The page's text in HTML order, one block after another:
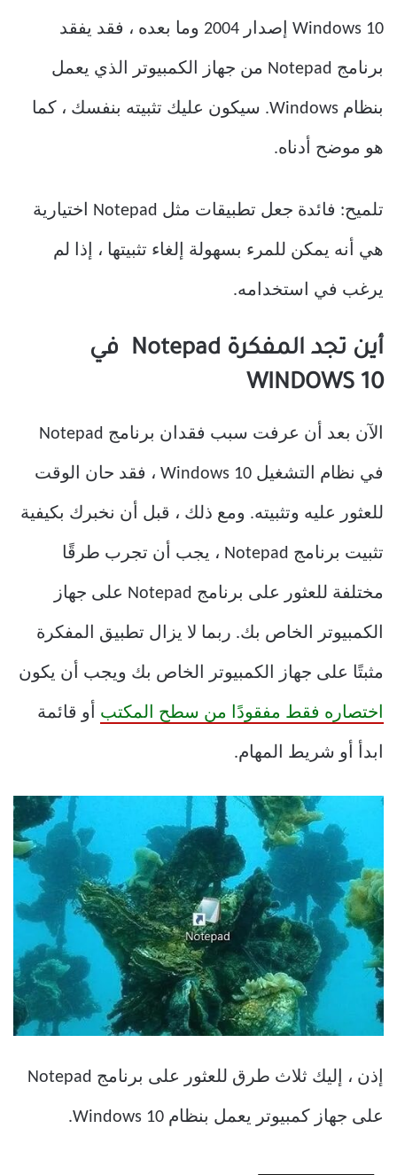
Windows 10 إصدار 2004 وما بعده ، فقد يفقد
برنامج Notepad من جهاز الكمبيوتر الذي يعمل
بنظام Windows. سيكون عليك تثبيته بنفسك ، كما
هو موضح أدناه.
تلميح: فائدة جعل تطبيقات مثل Notepad اختيارية
هي أنه يمكن للمرء بسهولة إلغاء تثبيتها ، إذا لم
يرغب في استخدامه.
أين تجد المفكرة Notepad في
WINDOWS 10
الآن بعد أن عرفت سبب فقدان برنامج Notepad
في نظام التشغيل Windows 10 ، فقد حان الوقت
للعثور عليه وتثبيته. ومع ذلك ، قبل أن نخبرك بكيفية
تثبيت برنامج Notepad ، يجب أن تجرب طرقًا
مختلفة للعثور على برنامج Notepad على جهاز
الكمبيوتر الخاص بك. ربما لا يزال تطبيق المفكرة
مثبتًا على جهاز الكمبيوتر الخاص بك ويجب أن يكون
اختصاره فقط مفقودًا من سطح المكتب أو قائمة
ابدأ أو شريط المهام.
إذن ، إليك ثلاث طرق للعثور على برنامج Notepad
على جهاز كمبيوتر يعمل بنظام Windows 10.